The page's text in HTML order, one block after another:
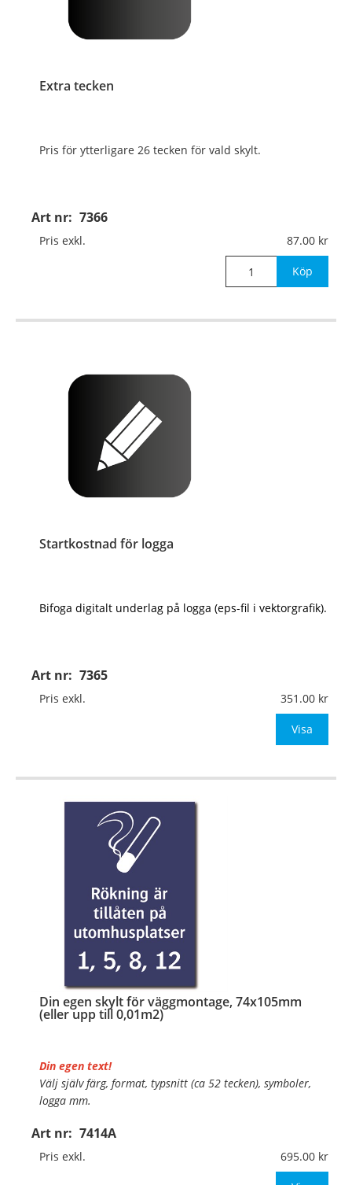
Extra tecken
Art nr: 7366
Pris för ytterligare 26 tecken för vald skylt.
Pris exkl. 87.00
Köp
Startkostnad för logga
Art nr: 7365
Bifoga digitalt underlag på logga (eps-fil i vektorgrafik).
Pris exkl. 351.00
Visa
Din egen skylt för väggmontage, 74x105mm
(eller upp till 0,01m2)
Art nr: 7414A
Din egen text!
Välj själv färg, format, typsnitt (ca 52 tecken), symboler,
logga mm.
Material:Plan aluminium, 0,7mm (väggmontage)
Mått:74x105mm (eller annat mått upp till 0,01m²)
Pris exkl. 695.00